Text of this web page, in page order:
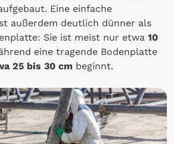
Eine einfache
außerdem deutlich dünner als
Sie ist meist nur etwa 10
eine tragende Bodenplatte
25 bis 30 cm beginnt.